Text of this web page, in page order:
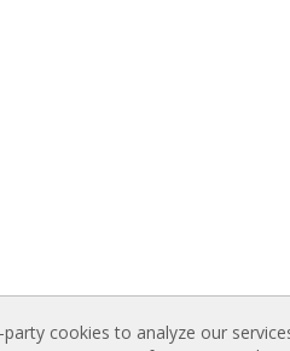
cookies to analyze our